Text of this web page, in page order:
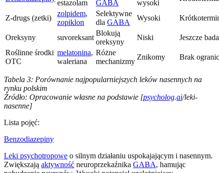
estazolam
GABA
wysoki
Z-drugs (zetki)
zolpidem,
zopiklon
Selektywne
dla GABA
Wysoki
Oreksyny suvoreksant
Blokują
oreksyny
Niski
Jeszcze
Roślinne środki
OTC
melatonina,
waleriana
Różne
mechanizmy
Znikomy Brak
Tabela 3: Porównanie najpopularniejszych leków nasennych na
rynku polskim
Źródło: Opracowanie własne na podstawie [psycholog.ai/leki-
nasenne]
Lista pojęć:
Benzodiazepiny
Leki psychotropowe o silnym działaniu uspokajającym i nasennym.
Zwiększają aktywność neuroprzekaźnika GABA, hamując